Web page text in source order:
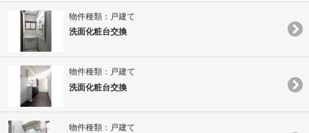
物件種類：戸建て
洗面化粧台交換
物件種類：戸建て
洗面化粧台交換
物件種類：戸建て